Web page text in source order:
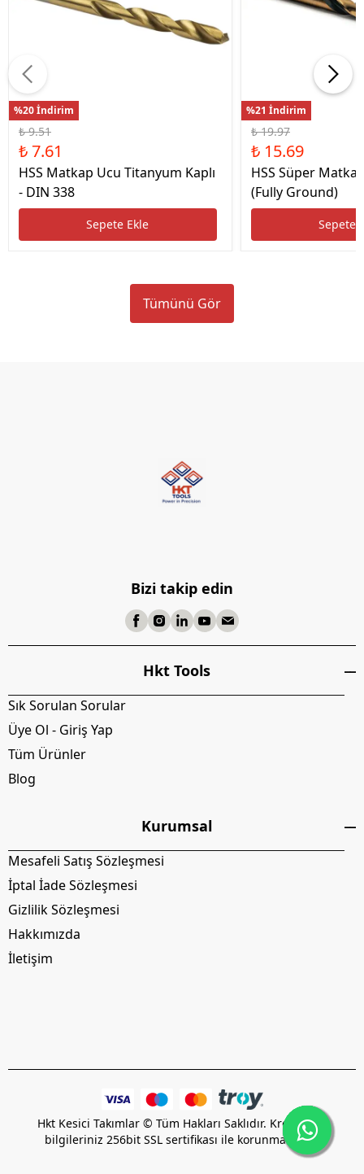
%20 İndirim
₺ 9.51
₺ 7.61
HSS Matkap Ucu Titanyum Kaplı
- DIN 338
Sepete Ekle
%21 İndirim
₺ 19.97
₺ 15.69
HSS Süper
(Fully Ground)
Sepete
Tümünü Gör
Bizi takip edin
Hkt Tools
Sık Sorulan Sorular
Üye Ol - Giriş Yap
Tüm Ürünler
Blog
Kurumsal
Mesafeli Satış Sözleşmesi
İptal İade Sözleşmesi
Gizlilik Sözleşmesi
Hakkımızda
İletişim
Hkt Kesici Takımlar © Tüm Hakları Saklıdır. Kredi kartı
bilgileriniz 256bit SSL sertifikası ile korunmaktadır.